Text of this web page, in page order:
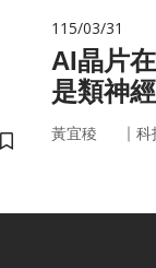
儲存書籤
115/03/31
AI晶片
是類神
黃宜稜 ｜ 科